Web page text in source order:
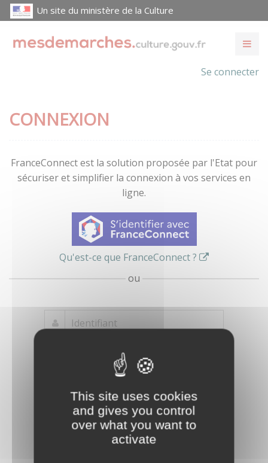
This site uses cookies
and gives you control
over what you want to
activate
Un site du ministère de la Culture
Se connecter
CONNEXION
FranceConnect est la solution proposée par l'Etat pour
sécuriser et simplifier la connexion à vos services en
ligne.
Qu'est-ce que FranceConnect ?
ou
oublié ?
compte
Connexion